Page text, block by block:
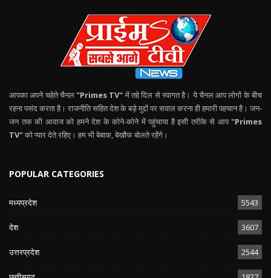
आपका अपने चहेते चैनल "Primes TV" में तहे दिल से स्वागत है। ये चैनल आप लोगों के बीच
रहना पसंद करता है। राजनीति सहित देश के बड़े मुद्दों पर सवाल करना ही हमारी पहचान है। जन-
जन तक की आवाज को हमने देश के कोने-कोने में पहुंचाया है इसी तरीके से आप "Primes
TV"को प्यार देते रहिए। हम भी बेबाक, बेखौफ बोलते रहेंगे।
POPULAR CATEGORIES
मध्यप्रदेश 5543
देश 3607
उत्तरप्रदेश 2544